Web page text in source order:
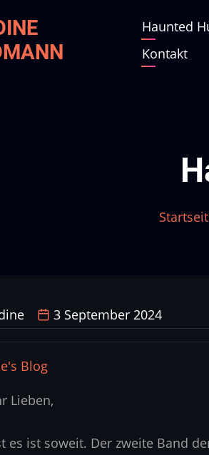
Main
Haunted
Kontakt
3 September 2024
Blog
Lieben,
es ist soweit. Der zweite Band